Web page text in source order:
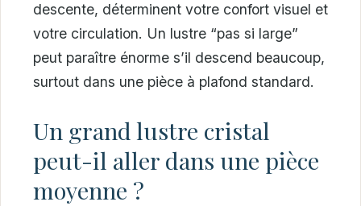
descente, déterminent votre confort visuel et
votre circulation. Un lustre “pas si large”
peut paraître énorme s’il descend beaucoup,
surtout dans une pièce à plafond standard.
Un grand lustre cristal
peut-il aller dans une pièce
moyenne ?